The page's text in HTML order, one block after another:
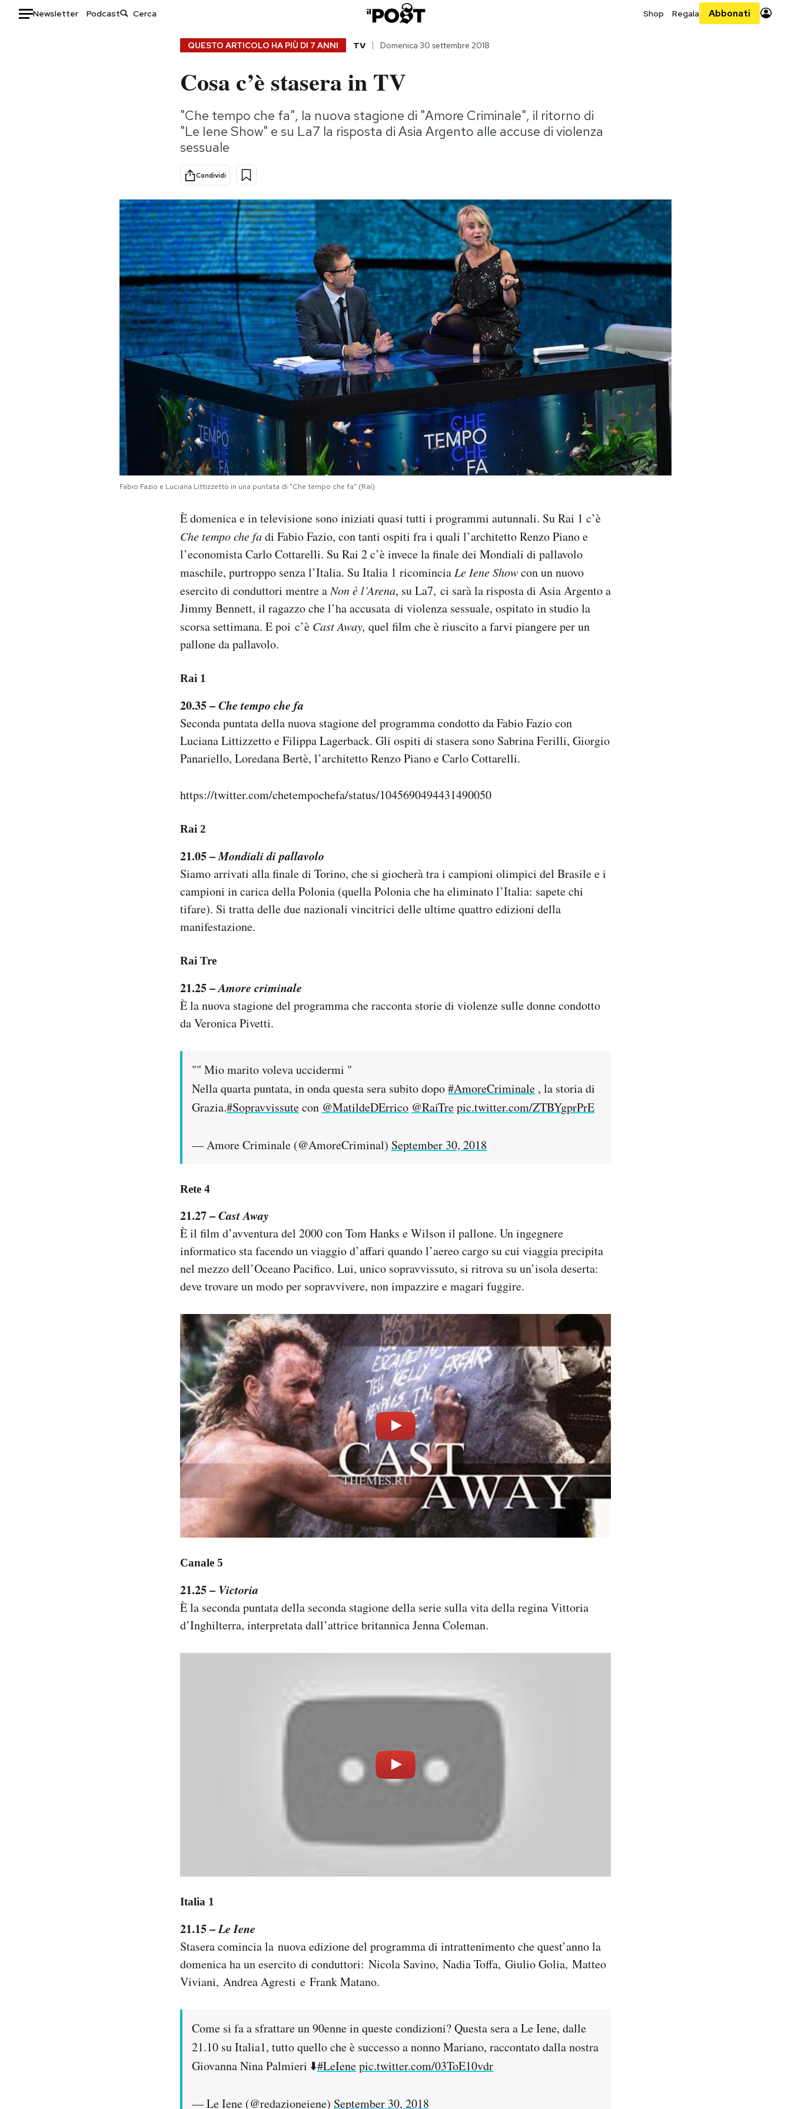
Newsletter Podcast Shop Regala Abbonati
Consumismi
Storie/Idee
Ok Boomer!
Europa
Altrecose
Mondiali calcio 2026
QUESTO ARTICOLO HA PIÙ DI 7 ANNI TV Domenica 30 settembre 2018
Cosa c’è stasera in TV
"Che tempo che fa", la nuova stagione di "Amore Criminale", il ritorno di
"Le Iene Show" e su La7 la risposta di Asia Argento alle accuse di violenza
sessuale
Condividi
Fabio Fazio e Luciana Littizzetto in una puntata di "Che tempo che fa" (Rai)
È domenica e in televisione sono iniziati quasi tutti i programmi autunnali. Su Rai 1 c’è
Che tempo che fadi Fabio Fazio, con tanti ospiti fra i quali l’architetto Renzo Piano e
l’economista Carlo Cottarelli. Su Rai 2 c’è invece la finale dei Mondiali di pallavolo
maschile, purtroppo senza l’Italia. Su Italia 1 ricominciaLe Iene Showcon un nuovo
esercito di conduttori mentre aNon è l’Arena, su La7, ci sarà la risposta di Asia Argento a
Jimmy Bennett, il ragazzo che l’ha accusata di violenza sessuale, ospitato in studio la
scorsa settimana. E poi c’è Cast Away, quel film che è riuscito a farvi piangere per un
pallone da pallavolo.
Rai 1
20.35 –Che tempo che fa
Seconda puntata della nuova stagione del programma condotto da Fabio Fazio con
Luciana Littizzetto e Filippa Lagerback. Gli ospiti di stasera sono Sabrina Ferilli, Giorgio
Panariello, Loredana Bertè, l’architetto Renzo Piano e Carlo Cottarelli.
https://twitter.com/chetempochefa/status/1045690494431490050
Rai 2
21.05 –Mondiali di pallavolo
Siamo arrivati alla finale di Torino, che si giocherà tra i campioni olimpici del Brasile e i
campioni in carica della Polonia (quella Polonia che ha eliminato l’Italia: sapete chi
tifare). Si tratta delle due nazionali vincitrici delle ultime quattro edizioni della
manifestazione.
Rai Tre
21.25 –Amore criminale
È la nuova stagione del programma che racconta storie di violenze sulle donne condotto
da Veronica Pivetti.
"" Mio marito voleva uccidermi "
Nella quarta puntata, in onda questa sera subito dopo#AmoreCriminale , la storia di
Grazia.#Sopravvissutecon @MatildeDErrico @RaiTrepic.twitter.com/ZTBYgprPrE
— Amore Criminale (@AmoreCriminal) September 30, 2018
Rete 4
21.27 –Cast Away
È il film d’avventura del 2000 con Tom Hanks e Wilson il pallone. Un ingegnere
informatico sta facendo un viaggio d’affari quando l’aereo cargo su cui viaggia precipita
nel mezzo dell’Oceano Pacifico. Lui, unico sopravvissuto, si ritrova su un’isola deserta:
deve trovare un modo per sopravvivere, non impazzire e magari fuggire.
Canale 5
21.25 – Victoria
È la seconda puntata della seconda stagione della serie sulla vita della regina Vittoria
d’Inghilterra, interpretata dall’attrice britannica Jenna Coleman.
Italia 1
21.15 –Le Iene
Stasera comincia la nuova edizione del programma di intrattenimento che quest’anno la
domenica ha un esercito di conduttori: Nicola Savino, Nadia Toffa, Giulio Golia, Matteo
Viviani, Andrea Agresti e Frank Matano.
Come si fa a sfrattare un 90enne in queste condizioni? Questa sera a Le Iene, dalle
21.10 su Italia1, tutto quello che è successo a nonno Mariano, raccontato dalla nostra
Giovanna Nina Palmieri ⬇️#LeIenepic.twitter.com/03ToE10vdr
— Le Iene (@redazioneiene) September 30, 2018